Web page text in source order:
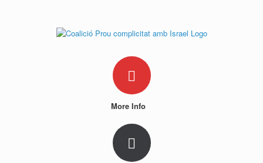
More Info